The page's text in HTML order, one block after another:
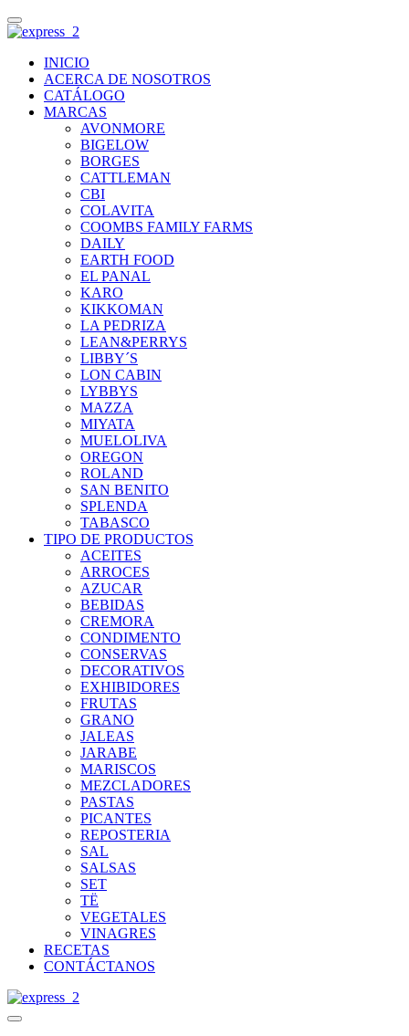
INICIO
ACERCA DE NOSOTROS
CATÁLOGO
MARCAS
AVONMORE
BIGELOW
BORGES
CATTLEMAN
CBI
COLAVITA
COOMBS FAMILY FARMS
DAILY
EARTH FOOD
EL PANAL
KARO
KIKKOMAN
LA PEDRIZA
LEAN&PERRYS
LIBBY´S
LON CABIN
LYBBYS
MAZZA
MIYATA
MUELOLIVA
OREGON
ROLAND
SAN BENITO
SPLENDA
TABASCO
TIPO DE PRODUCTOS
ACEITES
ARROCES
AZUCAR
BEBIDAS
CREMORA
CONDIMENTO
CONSERVAS
DECORATIVOS
EXHIBIDORES
FRUTAS
GRANO
JALEAS
JARABE
MARISCOS
MEZCLADORES
PASTAS
PICANTES
REPOSTERIA
SAL
SALSAS
SET
TË
VEGETALES
VINAGRES
RECETAS
CONTÁCTANOS